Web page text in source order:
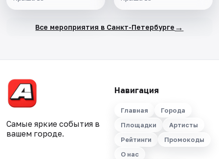
Все мероприятия в Санкт-Петербурге →
Самые яркие события в
вашем городе.
Навигация
Главная
Города
Площадки
Артисты
Рейтинги
Промокоды
О нас